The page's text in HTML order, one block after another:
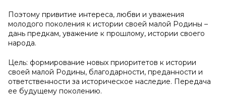
Поэтому привитие интереса, любви и уважения
молодого поколения к истории своей малой Родины –
дань предкам, уважение к прошлому, истории своего
народа.
Цель: формирование новых приоритетов к истории
своей малой Родины, благодарности, преданности и
ответственности за историческое наследие. Передача
ее будущему поколению.